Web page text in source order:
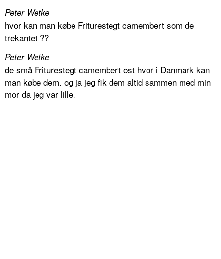
Peter Wetke
hvor kan man købe Friturestegt camembert som de
trekantet ??
Peter Wetke
de små Friturestegt camembert ost hvor i Danmark kan
man købe dem. og ja jeg fik dem altid sammen med min
mor da jeg var lille.